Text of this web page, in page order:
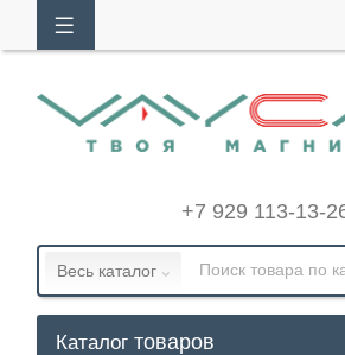
929
+7 929 113-13-
Весь каталог
Каталог товаров